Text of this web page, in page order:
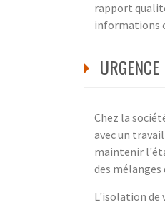
rapport
informations
Chez la
avec un
maintenir
des
L'isolation de